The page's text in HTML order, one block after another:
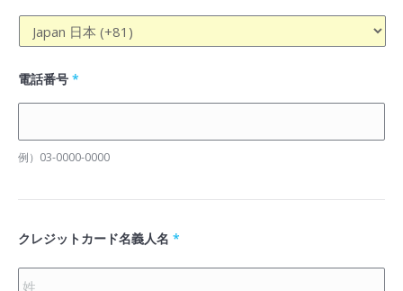
電話番号 *
例）03-0000-0000
クレジットカード名義人名 *